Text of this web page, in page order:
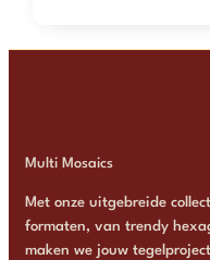
Multi Mosaics
Met onze uitgebreide
formaten, van trendy
maken we jouw